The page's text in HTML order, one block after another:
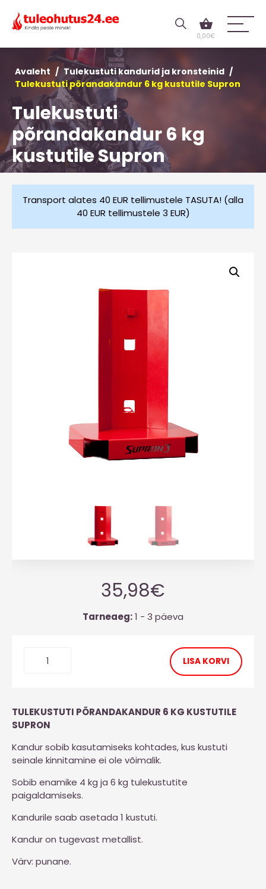
0,00€
Avaleht / Tulekustuti kandurid ja kronsteinid /
Tulekustuti põrandakandur 6 kg kustutile Supron
Tulekustuti
põrandakandur 6 kg
kustutile Supron
Transport alates 40 EUR tellimustele TASUTA! (alla
40 EUR tellimustele 3 EUR)
35,98€
Tarneaeg:1 - 3 päeva
LISA KORVI
TULEKUSTUTI PÕRANDAKANDUR 6 KG KUSTUTILE
SUPRON
Kandur sobib kasutamiseks kohtades, kus kustuti
seinale kinnitamine ei ole võimalik.
Sobib enamike 4 kg ja 6 kg tulekustutite
paigaldamiseks.
Kandurile saab asetada 1 kustuti.
Kandur on tugevast metallist.
Värv: punane.